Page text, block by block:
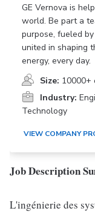
GE Vernova is
world. Be part a
purpose, fueled
united in shaping
energy, every day.
Size: 10000+
Industry:
Technology
VIEW COMPANY
Job Description
L'ingénierie des